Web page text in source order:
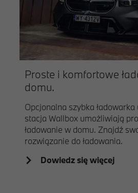
Proste i komfortowe
domu.
Opcjonalna szybka
stacja Wallbox umożliwiają
ładowanie w domu. Znajdź
rozwiązanie do ładowania.
Dowiedz się więcej